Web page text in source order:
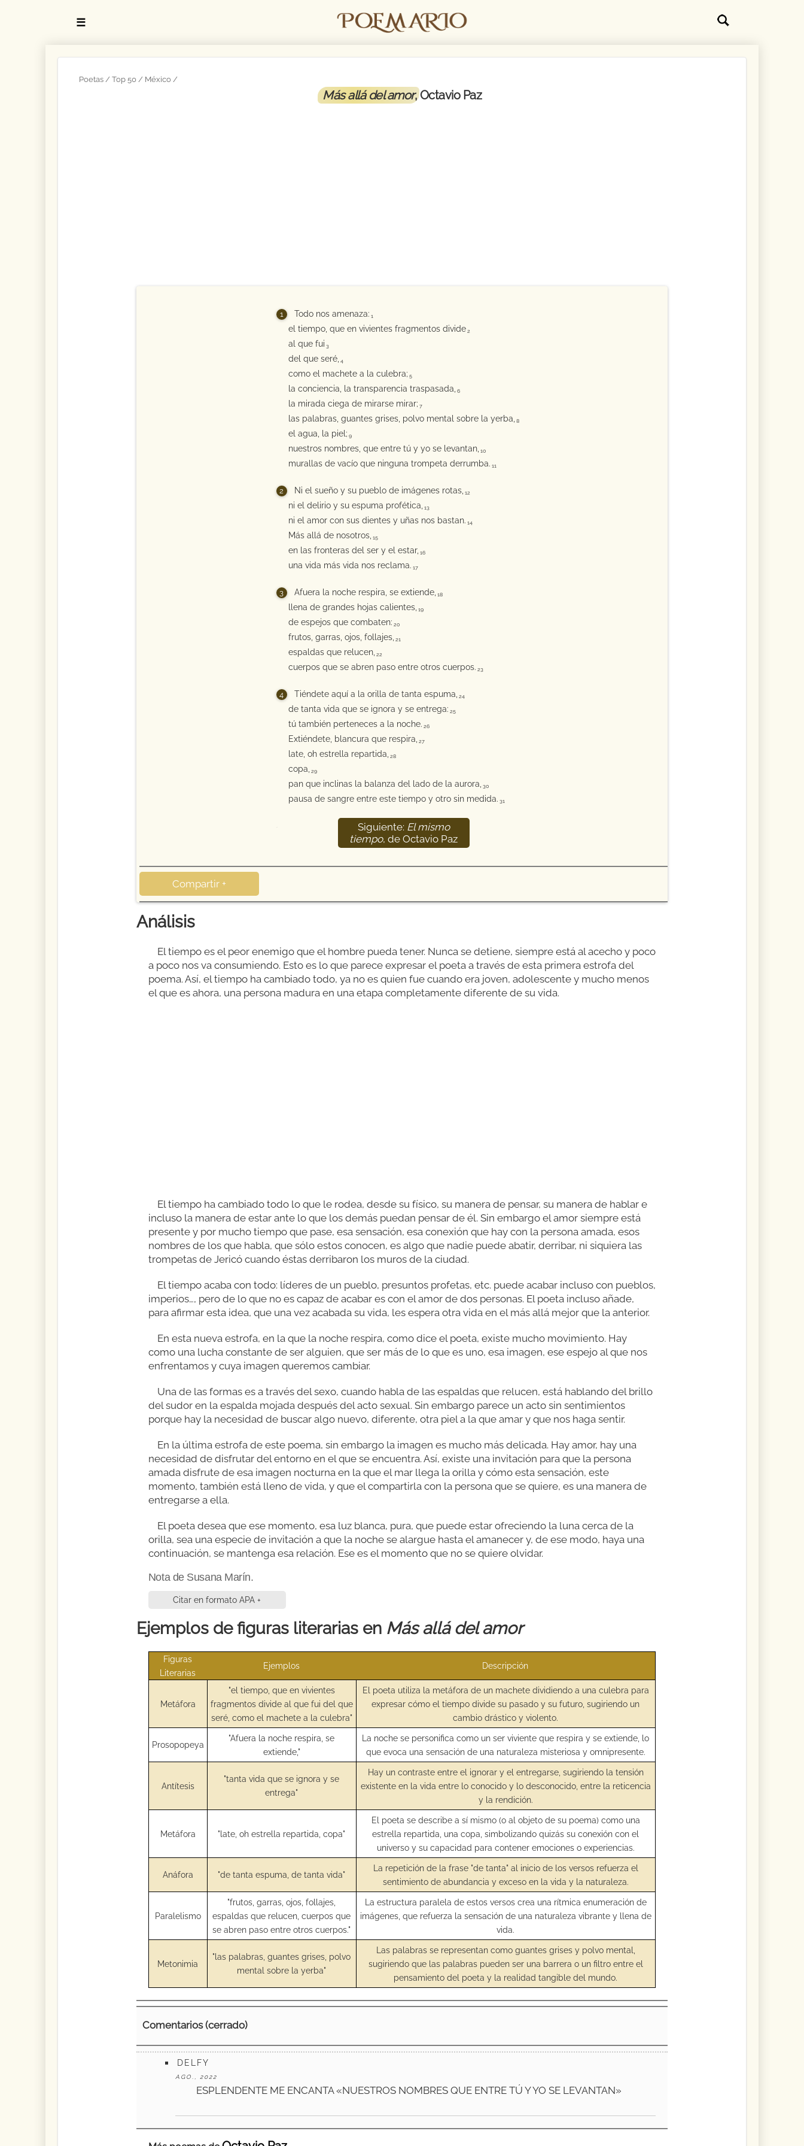
☰
Poetas Top 50 México
Más allá del amor, Octavio Paz
Todo nos amenaza: 1
el tiempo, que en vivientes fragmentos divide 2
al que fui 3
del que seré, 4
como el machete a la culebra; 5
la conciencia, la transparencia traspasada, 6
la mirada ciega de mirarse mirar; 7
las palabras, guantes grises, polvo mental sobre la yerba, 8
el agua, la piel; 9
nuestros nombres, que entre tú y yo se levantan, 10
murallas de vacío que ninguna trompeta derrumba. 11
Ni el sueño y su pueblo de imágenes rotas, 12
ni el delirio y su espuma profética, 13
ni el amor con sus dientes y uñas nos bastan. 14
Más allá de nosotros, 15
en las fronteras del ser y el estar, 16
una vida más vida nos reclama. 17
Afuera la noche respira, se extiende, 18
llena de grandes hojas calientes, 19
de espejos que combaten: 20
frutos, garras, ojos, follajes, 21
espaldas que relucen, 22
cuerpos que se abren paso entre otros cuerpos. 23
Tiéndete aquí a la orilla de tanta espuma, 24
de tanta vida que se ignora y se entrega: 25
tú también perteneces a la noche. 26
Extiéndete, blancura que respira, 27
late, oh estrella repartida, 28
copa, 29
pan que inclinas la balanza del lado de la aurora, 30
pausa de sangre entre este tiempo y otro sin medida. 31
Siguiente: El mismo
tiempo, de Octavio Paz
Compartir +
Análisis
El tiempo es el peor enemigo que el hombre pueda tener. Nunca se detiene, siempre está al acecho y poco
a poco nos va consumiendo. Esto es lo que parece expresar el poeta a través de esta primera estrofa del
poema. Así, el tiempo ha cambiado todo, ya no es quien fue cuando era joven, adolescente y mucho menos
el que es ahora, una persona madura en una etapa completamente diferente de su vida.
El tiempo ha cambiado todo lo que le rodea, desde su físico, su manera de pensar, su manera de hablar e
incluso la manera de estar ante lo que los demás puedan pensar de él. Sin embargo el amor siempre está
presente y por mucho tiempo que pase, esa sensación, esa conexión que hay con la persona amada, esos
nombres de los que habla, que sólo estos conocen, es algo que nadie puede abatir, derribar, ni siquiera las
trompetas de Jericó cuando éstas derribaron los muros de la ciudad.
El tiempo acaba con todo: líderes de un pueblo, presuntos profetas, etc. puede acabar incluso con pueblos,
imperios…, pero de lo que no es capaz de acabar es con el amor de dos personas. El poeta incluso añade,
para afirmar esta idea, que una vez acabada su vida, les espera otra vida en el más allá mejor que la anterior.
En esta nueva estrofa, en la que la noche respira, como dice el poeta, existe mucho movimiento. Hay
como una lucha constante de ser alguien, que ser más de lo que es uno, esa imagen, ese espejo al que nos
enfrentamos y cuya imagen queremos cambiar.
Una de las formas es a través del sexo, cuando habla de las espaldas que relucen, está hablando del brillo
del sudor en la espalda mojada después del acto sexual. Sin embargo parece un acto sin sentimientos
porque hay la necesidad de buscar algo nuevo, diferente, otra piel a la que amar y que nos haga sentir.
En la última estrofa de este poema, sin embargo la imagen es mucho más delicada. Hay amor, hay una
necesidad de disfrutar del entorno en el que se encuentra. Así, existe una invitación para que la persona
amada disfrute de esa imagen nocturna en la que el mar llega la orilla y cómo esta sensación, este
momento, también está lleno de vida, y que el compartirla con la persona que se quiere, es una manera de
entregarse a ella.
El poeta desea que ese momento, esa luz blanca, pura, que puede estar ofreciendo la luna cerca de la
orilla, sea una especie de invitación a que la noche se alargue hasta el amanecer y, de ese modo, haya una
continuación, se mantenga esa relación. Ese es el momento que no se quiere olvidar.
Nota de Susana Marín.
Citar en formato APA +
Ejemplos de figuras literarias en Más allá del amor
Figuras
Literarias
Ejemplos Descripción
Metáfora
"el tiempo, que en vivientes
fragmentos divide al que fui del que
seré, como el machete a la culebra"
El poeta utiliza la metáfora de un machete dividiendo a una culebra para
expresar cómo el tiempo divide su pasado y su futuro, sugiriendo un
cambio drástico y violento.
Prosopopeya
"Afuera la noche respira, se
extiende,"
La noche se personifica como un ser viviente que respira y se extiende, lo
que evoca una sensación de una naturaleza misteriosa y omnipresente.
Antítesis
"tanta vida que se ignora y se
entrega"
Hay un contraste entre el ignorar y el entregarse, sugiriendo la tensión
existente en la vida entre lo conocido y lo desconocido, entre la reticencia
y la rendición.
Metáfora "late, oh estrella repartida, copa"
El poeta se describe a sí mismo (o al objeto de su poema) como una
estrella repartida, una copa, simbolizando quizás su conexión con el
universo y su capacidad para contener emociones o experiencias.
Anáfora "de tanta espuma, de tanta vida"
La repetición de la frase "de tanta" al inicio de los versos refuerza el
sentimiento de abundancia y exceso en la vida y la naturaleza.
Paralelismo
"frutos, garras, ojos, follajes,
espaldas que relucen, cuerpos que
se abren paso entre otros cuerpos."
La estructura paralela de estos versos crea una rítmica enumeración de
imágenes, que refuerza la sensación de una naturaleza vibrante y llena de
vida.
Metonimia
"las palabras, guantes grises, polvo
mental sobre la yerba"
Las palabras se representan como guantes grises y polvo mental,
sugiriendo que las palabras pueden ser una barrera o un filtro entre el
pensamiento del poeta y la realidad tangible del mundo.
Comentarios (cerrado)
DELFY
AGO., 2022
ESPLENDENTE ME ENCANTA «NUESTROS NOMBRES QUE ENTRE TÚ Y YO SE LEVANTAN»